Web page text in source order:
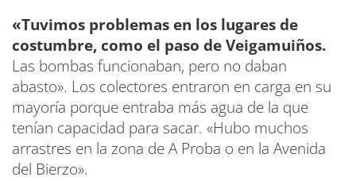
«Tuvimos problemas en los lugares de
costumbre, como el paso de Veigamuiños.
Las bombas funcionaban, pero no daban
abasto». Los colectores entraron en carga en su
mayoría porque entraba más agua de la que
tenían capacidad para sacar. «Hubo muchos
arrastres en la zona de A Proba o en la Avenida
del Bierzo».